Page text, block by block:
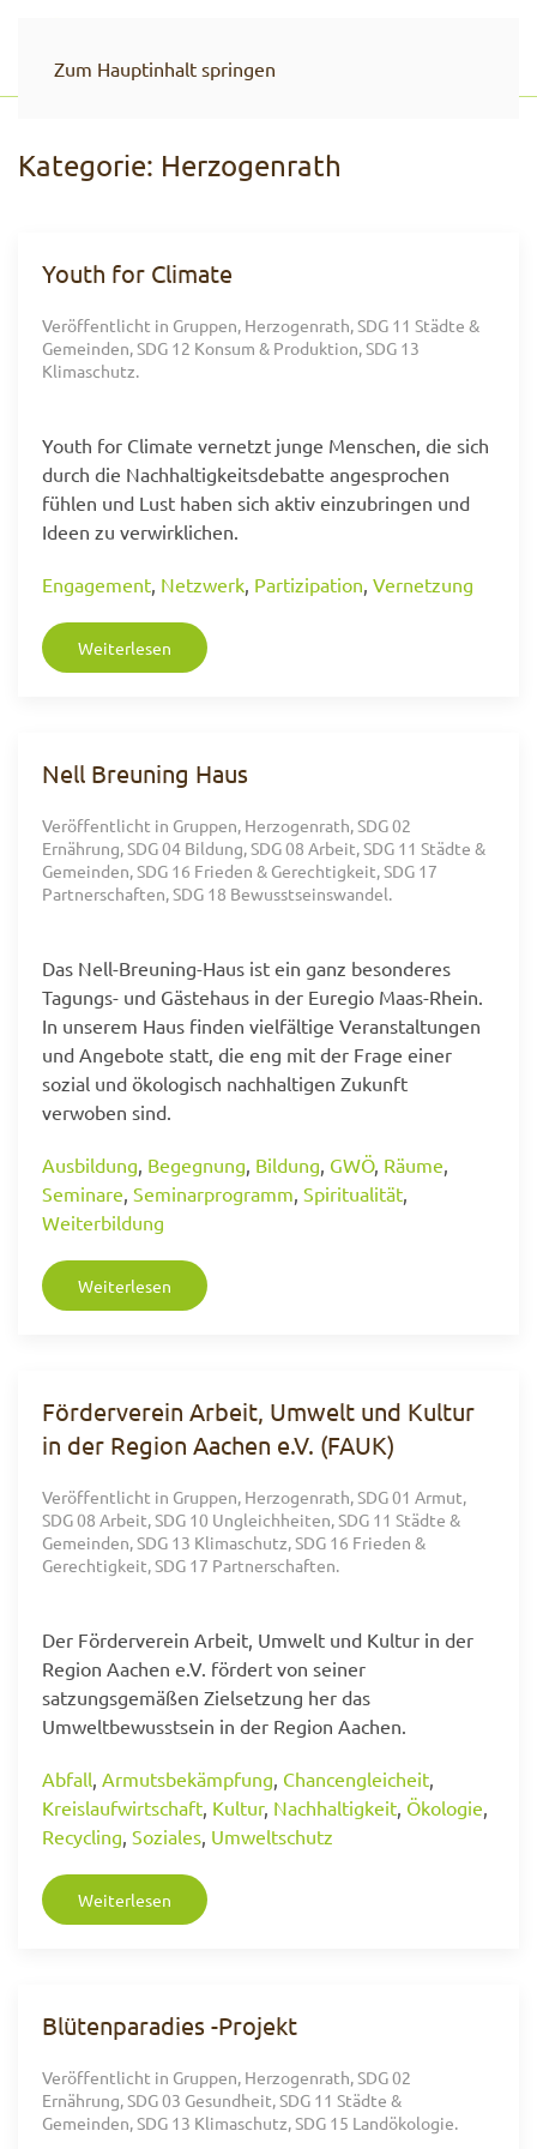
Zum Hauptinhalt springen
Kategorie: Herzogenrath
Youth for Climate
Veröffentlicht in Gruppen, Herzogenrath,SDG 11 Städte &
Gemeinden,SDG 12 Konsum & Produktion,SDG 13
Klimaschutz.
Youth for Climate vernetzt junge Menschen, die sich
durch die Nachhaltigkeitsdebatte angesprochen
fühlen und Lust haben sich aktiv einzubringen und
Ideen zu verwirklichen.
Engagement, Netzwerk, Partizipation, Vernetzung
Weiterlesen
Nell Breuning Haus
Veröffentlicht in Gruppen, Herzogenrath,SDG 02
Ernährung,SDG 04 Bildung,SDG 08 Arbeit,SDG 11 Städte &
Gemeinden,SDG 16 Frieden & Gerechtigkeit,SDG 17
Partnerschaften,SDG 18 Bewusstseinswandel.
Das Nell-Breuning-Haus ist ein ganz besonderes
Tagungs- und Gästehaus in der Euregio Maas-Rhein.
In unserem Haus finden vielfältige Veranstaltungen
und Angebote statt, die eng mit der Frage einer
sozial und ökologisch nachhaltigen Zukunft
verwoben sind.
Ausbildung, Begegnung, Bildung, GWÖ, Räume,
Seminare, Seminarprogramm, Spiritualität,
Weiterbildung
Weiterlesen
Förderverein Arbeit, Umwelt und Kultur
in der Region Aachen e.V. (FAUK)
Veröffentlicht in Gruppen, Herzogenrath,SDG 01 Armut,
SDG 08 Arbeit,SDG 10 Ungleichheiten,SDG 11 Städte &
Gemeinden,SDG 13 Klimaschutz,SDG 16 Frieden &
Gerechtigkeit,SDG 17 Partnerschaften.
Der Förderverein Arbeit, Umwelt und Kultur in der
Region Aachen e.V. fördert von seiner
satzungsgemäßen Zielsetzung her das
Umweltbewusstsein in der Region Aachen.
Abfall, Armutsbekämpfung, Chancengleicheit,
Kreislaufwirtschaft, Kultur, Nachhaltigkeit, Ökologie,
Recycling, Soziales, Umweltschutz
Weiterlesen
Blütenparadies -Projekt
Veröffentlicht in Gruppen, Herzogenrath,SDG 02
Ernährung,SDG 03 Gesundheit,SDG 11 Städte &
Gemeinden,SDG 13 Klimaschutz,SDG 15 Landökologie.